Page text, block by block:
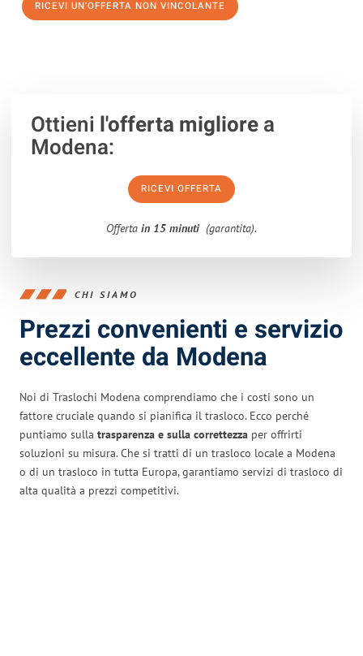
RICEVI UN'OFFERTA NON VINCOLANTE
Ottieni l'offerta migliorea
Modena:
RICEVI OFFERTA
Offerta in 15 minuti (garantita).
CHI SIAMO
Prezzi convenienti e servizio
eccellente da Modena
Noi di Traslochi Modena comprendiamo che i costi sono un
fattore cruciale quando si pianifica il trasloco. Ecco perché
puntiamo sulla trasparenza e sulla correttezza per offrirti
soluzioni su misura. Che si tratti di un trasloco locale a Modena
o di un trasloco in tutta Europa, garantiamo servizi di trasloco di
alta qualità a prezzi competitivi.